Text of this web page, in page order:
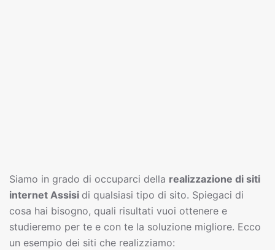
Siamo in grado di occuparci della realizzazione di siti
internet Assisi di qualsiasi tipo di sito. Spiegaci di
cosa hai bisogno, quali risultati vuoi ottenere e
studieremo per te e con te la soluzione migliore. Ecco
un esempio dei siti che realizziamo: